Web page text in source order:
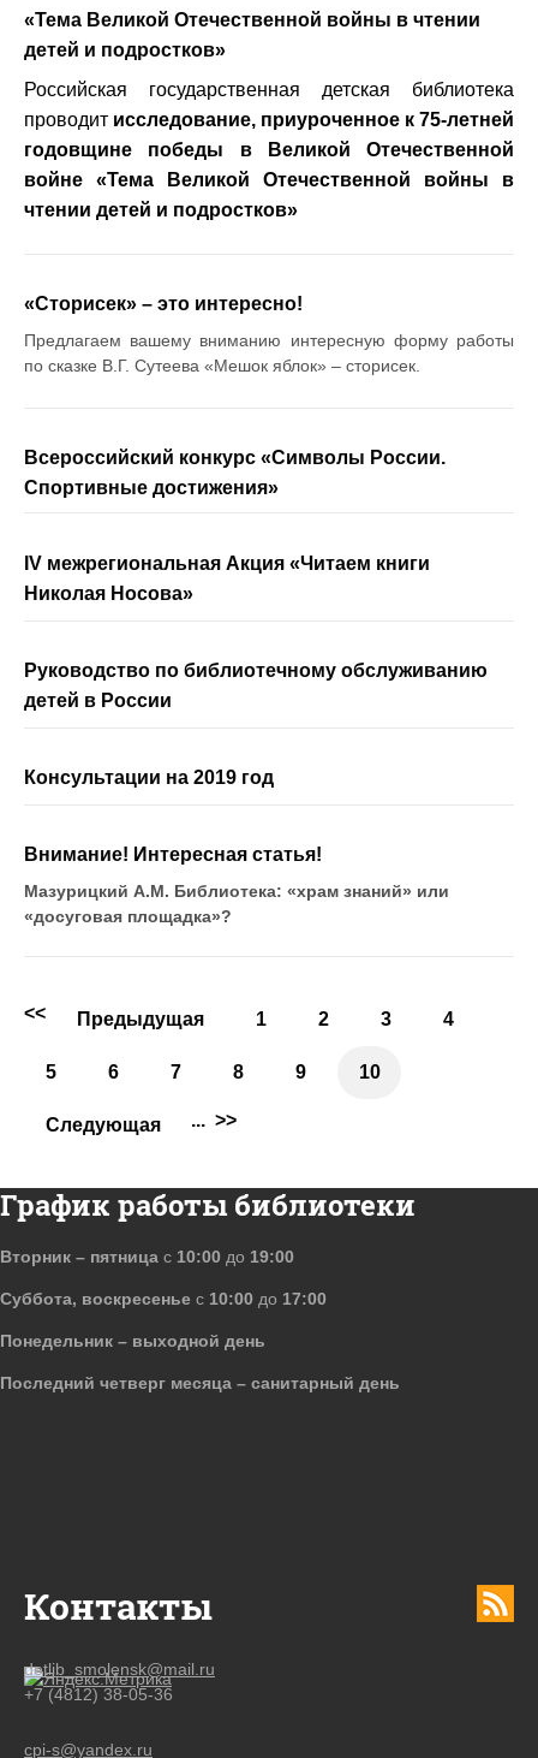
«Тема Великой Отечественной войны в чтении
детей и подростков»
Российская государственная детская библиотека
проводит исследование, приуроченное к 75-летней
годовщине победы в Великой Отечественной
войне «Тема Великой Отечественной войны в
чтении детей и подростков»
«Сторисек» ­– это интересно!
Предлагаем вашему вниманию интересную форму работы
по сказке В.Г. Сутеева «Мешок яблок» – сторисек.
Всероссийский конкурс «Символы России.
Спортивные достижения»
IV межрегиональная Акция «Читаем книги
Николая Носова»
Руководство по библиотечному обслуживанию
детей в России
Консультации на 2019 год
Внимание! Интересная статья!
Мазурицкий А.М. Библиотека: «храм знаний» или
«досуговая площадка»?
<< Предыдущая 1 2 3 4
5 6 7 8 9 10
Следующая ... >>
Контакты
detlib_smolensk@mail.ru
+7 (4812) 38-05-36
cpi-s@yandex.ru
График работы библиотеки
Вторник – пятница с 10:00 до 19:00
Суббота, воскресенье с 10:00 до 17:00
Понедельник – выходной день
Последний четверг месяца – санитарный день